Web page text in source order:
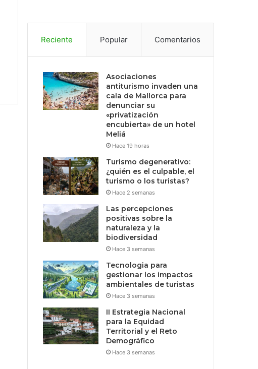
Reciente Popular Comentarios
Asociaciones
antiturismo invaden una
cala de Mallorca para
denunciar su
«privatización
encubierta» de un hotel
Meliá
Hace 19 horas
Turismo degenerativo:
¿quién es el culpable, el
turismo o los turistas?
Hace 2 semanas
Las percepciones
positivas sobre la
naturaleza y la
biodiversidad
Hace 3 semanas
Tecnologia para
gestionar los impactos
ambientales de turistas
Hace 3 semanas
II Estrategia Nacional
para la Equidad
Territorial y el Reto
Demográfico
Hace 3 semanas